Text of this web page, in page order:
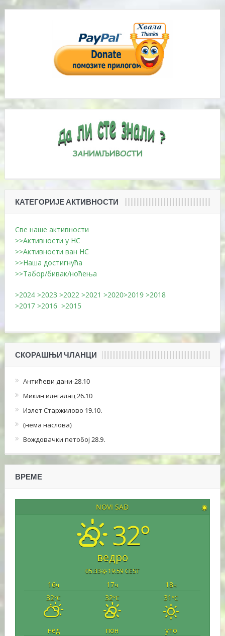
КАТЕГОРИЈЕ АКТИВНОСТИ
Све наше активности
>>Активности у НС
>>Активности ван НС
>>Наша достигнућа
>>Табор/бивак/ноћења
>2024 >2023 >2022 >2021 >2020>2019 >2018
>2017 >2016 >2015
СКОРАШЊИ ЧЛАНЦИ
Антићеви дани-28.10
Микин илегалац 26.10
Излет Старжилово 19.10.
(нема наслова)
Вождовачки петобој 28.9.
ВРЕМЕ
NOVI SAD ◉
32°
ведро
05:33 19:59 CEST
16ч 17ч 18ч
32°C 32°C 31°C
нед пон
уто